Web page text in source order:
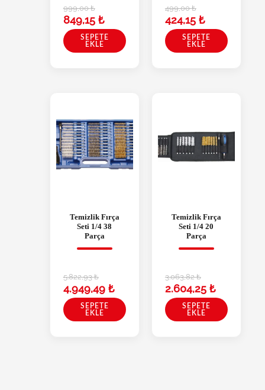
999,00₺
849,15 ₺
SEPETE
EKLE
499,00₺
424,15 ₺
SEPETE
EKLE
Temizlik Fırça
Seti 1/4 38
Parça
5.822,93₺
4.949,49 ₺
SEPETE
EKLE
Temizlik Fırça
Seti 1/4 20
Parça
3.063,82₺
2.604,25 ₺
SEPETE
EKLE